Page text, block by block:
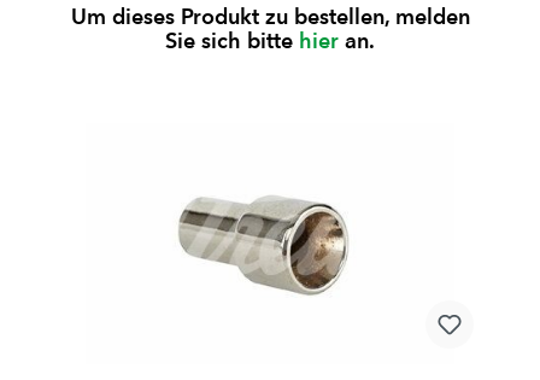
Um dieses Produkt zu bestellen, melden
Sie sich bitte hier an.